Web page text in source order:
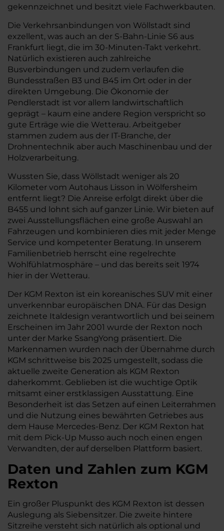
gekennzeichnet und besitzt viele Fachwerkbauten.
Die Verkehrsanbindungen von Wöllstadt sind
exzellent, was auch an der S-Bahn-Linie S6 aus
Frankfurt liegt, die im 30-Minuten-Takt verkehrt.
Natürlich existieren auch zahlreiche
Busverbindungen und zudem verlaufen die
Bundesstraßen B3 und B45 im Ort oder in der
direkten Umgebung. Die Ökonomie der
Pendlerstadt ist vor allem landwirtschaftlich
geprägt – kaum eine andere Region verspricht so
gute Erträge wie die Wetterau. Arbeitgeber
stammen zudem aus der IT-Branche, der
Drohnentechnik aber auch Maschinenbau und der
Holzverarbeitung.
Wussten Sie, dass Wöllstadt weniger als 20
Kilometer vom Autohaus Lisson in Wölfersheim
entfernt liegt? Die Anreise erfolgt direkt über die
B455 und lohnt sich auf ganzer Linie. Wir bieten auf
zwei Ausstellungsflächen eine große Auswahl an
Fahrzeugen und kombinieren dies mit jeder Menge
Service und kompetenter Beratung. In unserem
Familienbetrieb herrscht eine regelrechte
Wohlfühlatmosphäre – und das bereits seit 1974
hier in der Wetterau.
Der KGM Rexton ist ein koreanisches SUV mit einer
unverkennbar europäischen DNA. Für das Design
zeichnete Italdesign verantwortlich und bei seinem
Erscheinen im Jahr 2001 wurde der Rexton noch
unter der Marke SsangYong präsentiert. Die
Markennamen wurden nach der Übernahme durch
KGM schrittweise bis 2025 umgestellt, sodass die
aktuelle zweite Generation als KGM Rexton
daherkommt. Geblieben ist die wuchtige Optik
mitsamt einer erstklassigen Ausstattung. Eine
Besonderheit ist das Setzen auf einen Leiterrahmen
und die Nutzung eines bewährten Getriebes aus
dem Hause Mercedes-Benz. Der KGM Rexton hat
mit dem Pick-Up Musso auch noch einen engen
Verwandten, der auf derselben Plattform basiert.
Daten und Zahlen zum KGM
Rexton
Ein großer Pluspunkt des KGM Rexton ist dessen
Auslegung als Siebensitzer. Die zweite hintere
Sitzreihe versteht sich natürlich als optional und